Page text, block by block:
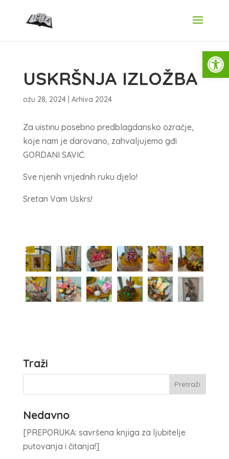
USKRŠNJA IZLOŽBA
ožu 28, 2024| Arhiva 2024
Za uistinu posebno predblagdansko ozračje,
koje nam je darovano, zahvaljujemo gđi
GORDANI SAVIĆ.
Sve njenih vrijednih ruku djelo!
Sretan Vam Uskrs!
Traži
Nedavno
[PREPORUKA: savršena knjiga za ljubitelje
putovanja i čitanja!]